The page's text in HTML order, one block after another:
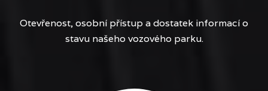
Otevřenost, osobní přístup a dostatek informací o
stavu našeho vozového parku.